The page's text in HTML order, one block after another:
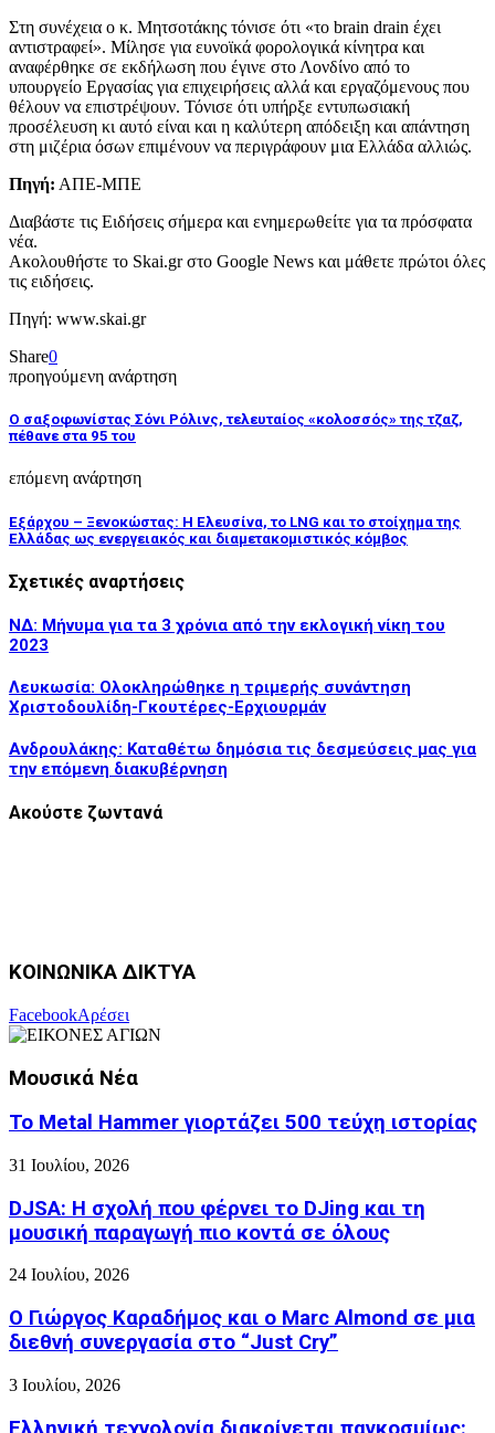
Στη συνέχεια ο κ. Μητσοτάκης τόνισε ότι «το brain drain έχει
αντιστραφεί». Μίλησε για ευνοϊκά φορολογικά κίνητρα και
αναφέρθηκε σε εκδήλωση που έγινε στο Λονδίνο από το
υπουργείο Εργασίας για επιχειρήσεις αλλά και εργαζόμενους που
θέλουν να επιστρέψουν. Τόνισε ότι υπήρξε εντυπωσιακή
προσέλευση κι αυτό είναι και η καλύτερη απόδειξη και απάντηση
στη μιζέρια όσων επιμένουν να περιγράφουν μια Ελλάδα αλλιώς.
Πηγή: ΑΠΕ-ΜΠΕ
Διαβάστε τις Ειδήσεις σήμερα και ενημερωθείτε για τα πρόσφατα
νέα.
Ακολουθήστε το Skai.gr στο Google News και μάθετε πρώτοι όλες
τις ειδήσεις.
Πηγή: www.skai.gr
Share0
προηγούμενη ανάρτηση
Ο σαξοφωνίστας Σόνι Ρόλινς, τελευταίος «κολοσσός» της τζαζ,
πέθανε στα 95 του
επόμενη ανάρτηση
Εξάρχου – Ξενοκώστας: Η Ελευσίνα, το LNG και το στοίχημα της
Ελλάδας ως ενεργειακός και διαμετακομιστικός κόμβος
Σχετικές αναρτήσεις
ΝΔ: Μήνυμα για τα 3 χρόνια από την εκλογική νίκη του
2023
Λευκωσία: Ολοκληρώθηκε η τριμερής συνάντηση
Χριστοδουλίδη-Γκουτέρες-Ερχιουρμάν
Ανδρουλάκης: Καταθέτω δημόσια τις δεσμεύσεις μας για
την επόμενη διακυβέρνηση
Ακούστε ζωντανά
ΚΟΙΝΩΝΙΚΑ ΔΙΚΤΥΑ
FacebookΑρέσει
Μουσικά Νέα
Το Metal Hammer γιορτάζει 500 τεύχη ιστορίας
31 Ιουλίου, 2026
DJSA: Η σχολή που φέρνει το DJing και τη
μουσική παραγωγή πιο κοντά σε όλους
24 Ιουλίου, 2026
Ο Γιώργος Καραδήμος και ο Marc Almond σε μια
διεθνή συνεργασία στο “Just Cry”
3 Ιουλίου, 2026
Ελληνική τεχνολογία διακρίνεται παγκοσμίως: